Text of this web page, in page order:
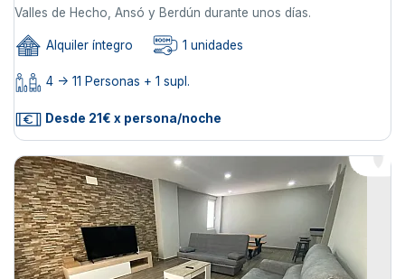
Valles de Hecho, Ansó y Berdún durante unos días.
Alquiler íntegro 1 unidades
4 -> 11 Personas + 1 supl.
Desde 21€ x persona/noche